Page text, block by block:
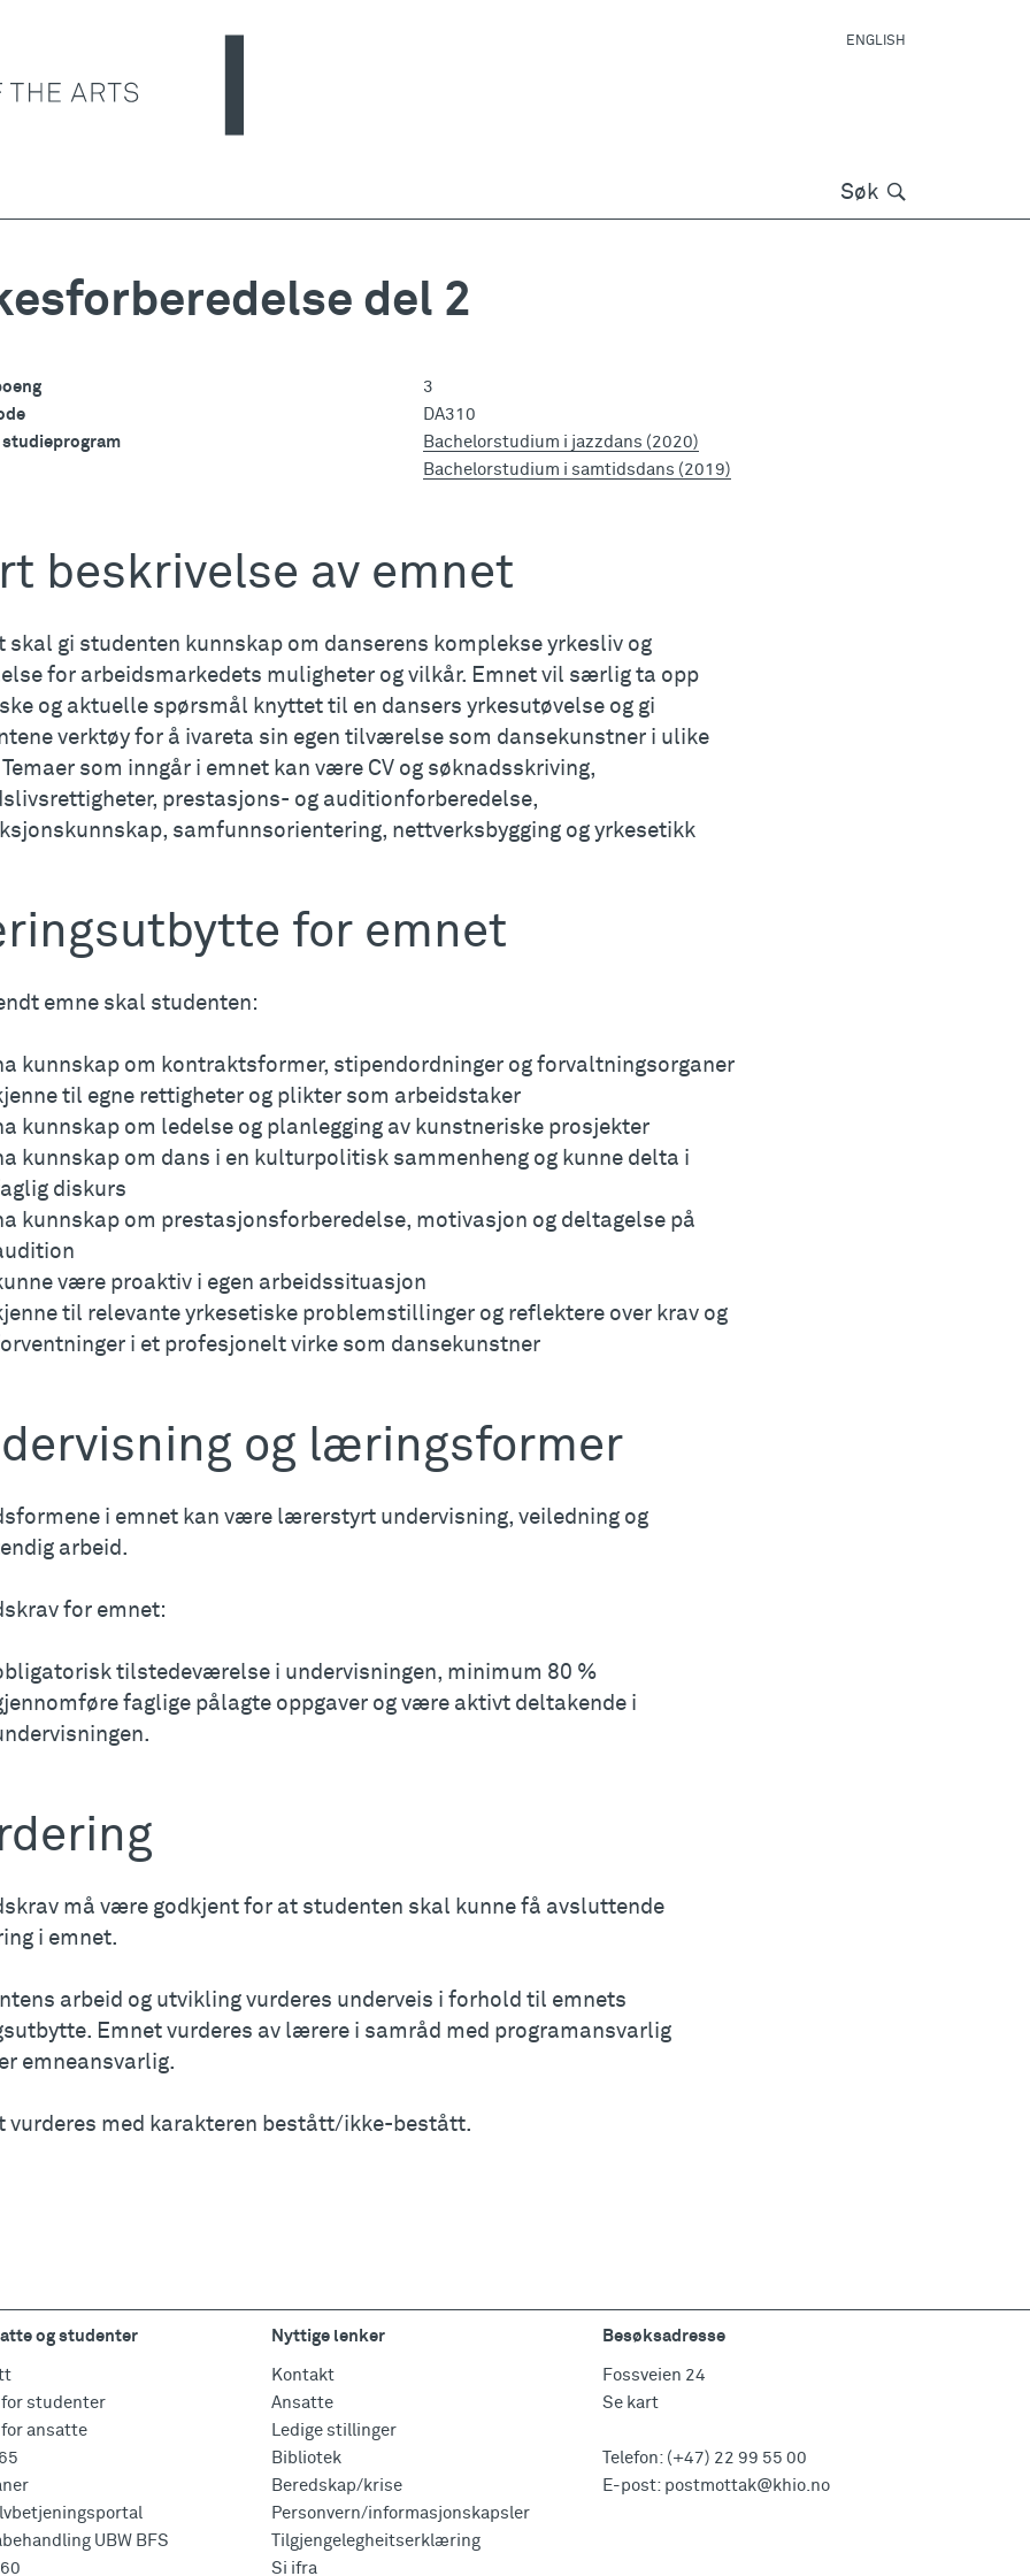
ENGLISH
Søk Søk
del 2
3
DA310
studieprogram
Bachelorstudium i jazzdans (2020)
Bachelorstudium i samtidsdans (2019)
beskrivelse av emnet
skal gi studenten kunnskap om danserens komplekse yrkesliv og
for arbeidsmarkedets muligheter og vilkår. Emnet vil særlig ta opp
og aktuelle spørsmål knyttet til en dansers yrkesutøvelse og gi
verktøy for å ivareta sin egen tilværelse som dansekunstner i ulike
som inngår i emnet kan være CV og søknadsskriving,
prestasjons- og auditionforberedelse,
samfunnsorientering, nettverksbygging og yrkesetikk
for emnet
emne skal studenten:
kunnskap om kontraktsformer, stipendordninger og forvaltningsorganer
til egne rettigheter og plikter som arbeidstaker
kunnskap om ledelse og planlegging av kunstneriske prosjekter
kunnskap om dans i en kulturpolitisk sammenheng og kunne delta i
diskurs
kunnskap om prestasjonsforberedelse, motivasjon og deltagelse på
være proaktiv i egen arbeidssituasjon
til relevante yrkesetiske problemstillinger og reflektere over krav og
i et profesjonelt virke som dansekunstner
og læringsformer
i emnet kan være lærerstyrt undervisning, veiledning og
arbeid.
for emnet:
tilstedeværelse i undervisningen, minimum 80 %
faglige pålagte oppgaver og være aktivt deltakende i
må være godkjent for at studenten skal kunne få avsluttende
i emnet.
arbeid og utvikling vurderes underveis i forhold til emnets
Emnet vurderes av lærere i samråd med programansvarlig
emneansvarlig.
vurderes med karakteren bestått/ikke-bestått.
og studenter
for studenter
for ansatte
UBW BFS
Nyttige lenker
Kontakt
Ansatte
Ledige stillinger
Bibliotek
Beredskap/krise
Personvern/informasjonskapsler
Tilgjengelegheitserklæring
Si ifra
Besøksadresse
Fossveien 24
Se kart
Telefon: (+47) 22 99 55 00
E-post: postmottak@khio.no